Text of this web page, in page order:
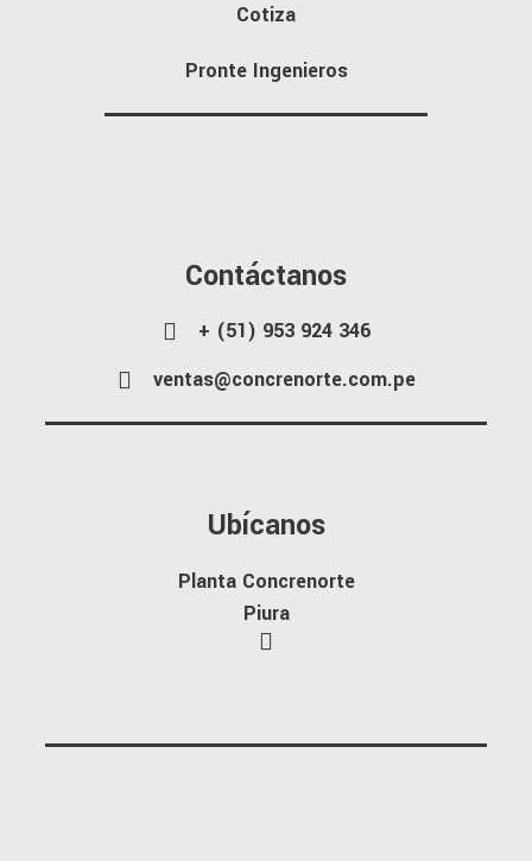
Cotiza
Pronte Ingenieros
Contáctanos
+ (51) 953 924 346
ventas@concrenorte.com.pe
Ubícanos
Planta Concrenorte
Piura